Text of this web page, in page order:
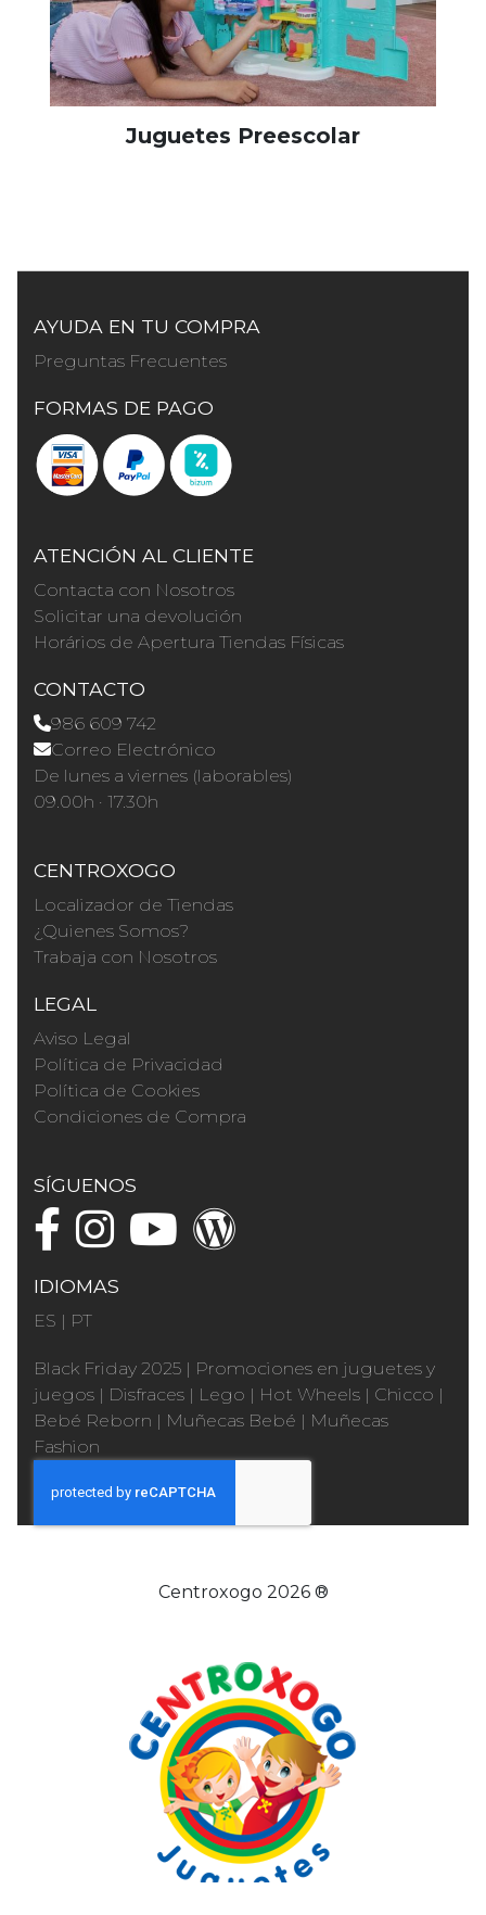
Juguetes Preescolar
AYUDA EN TU COMPRA
Preguntas Frecuentes
FORMAS DE PAGO
ATENCIÓN AL CLIENTE
Contacta con Nosotros
Solicitar una devolución
Horários de Apertura Tiendas Físicas
CONTACTO
986 609 742
Correo Electrónico
De lunes a viernes (laborables)
09.00h · 17.30h
CENTROXOGO
Localizador de Tiendas
¿Quienes Somos?
Trabaja con Nosotros
LEGAL
Aviso Legal
Política de Privacidad
Política de Cookies
Condiciones de Compra
SÍGUENOS
IDIOMAS
ES | PT
Black Friday 2025 | Promociones en juguetes y
juegos | Disfraces | Lego | Hot Wheels | Chicco |
Bebé Reborn | Muñecas Bebé | Muñecas
Fashion
Centroxogo 2026 ®